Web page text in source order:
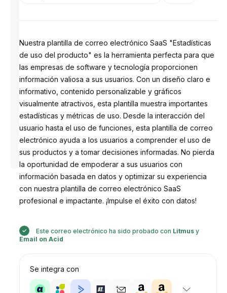
Diseñado
por
Anastasiia
Nuestra plantilla de correo electrónico SaaS "Estadísticas
de uso del producto" es la herramienta perfecta para que
las empresas de software y tecnología proporcionen
información valiosa a sus usuarios. Con un diseño claro e
informativo, contenido personalizable y gráficos
visualmente atractivos, esta plantilla muestra importantes
estadísticas y métricas de uso. Desde la interacción del
usuario hasta el uso de funciones, esta plantilla de correo
electrónico ayuda a los usuarios a comprender el uso de
sus productos y a tomar decisiones informadas. No pierda
la oportunidad de empoderar a sus usuarios con
información basada en datos y optimizar su experiencia
con nuestra plantilla de correo electrónico SaaS
profesional e impactante. ¡Impulse el éxito con datos!
Este correo electrónico ha sido probado con Litmus y
Email on Acid
Se integra con